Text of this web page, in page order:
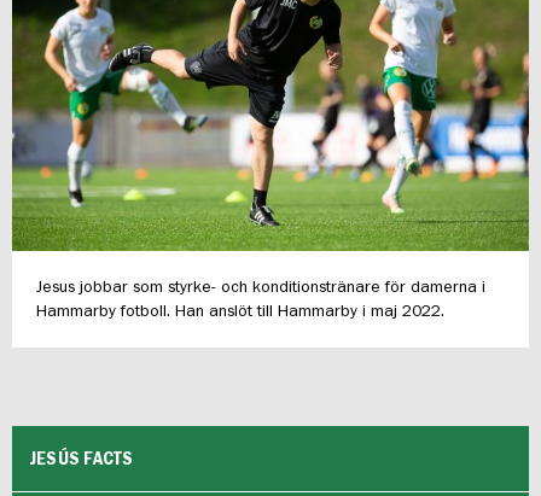
FUTSAL HERR
FUTSAL DAM
Jesus jobbar som styrke- och konditionstränare för damerna i
Hammarby fotboll. Han anslöt till Hammarby i maj 2022.
JESÚS FACTS